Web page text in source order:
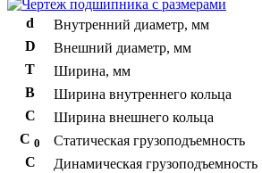
d Внутренний диаметр, мм
D
Внешний диаметр, мм
T
Ширина, мм
B
Ширина внутреннего кольца
С
Ширина внешнего кольца
С 0 Статическая грузоподъемность
C
Динамическая грузоподъемность